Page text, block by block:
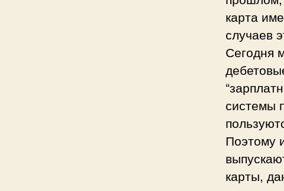
карта
случаев
Сегодня
системы
Поэтому
карты,